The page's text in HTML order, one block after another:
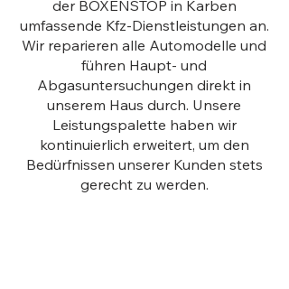
der BOXENSTOP in Karben
umfassende Kfz-Dienstleistungen an.
Wir reparieren alle Automodelle und
führen Haupt- und
Abgasuntersuchungen direkt in
unserem Haus durch. Unsere
Leistungspalette haben wir
kontinuierlich erweitert, um den
Bedürfnissen unserer Kunden stets
gerecht zu werden.